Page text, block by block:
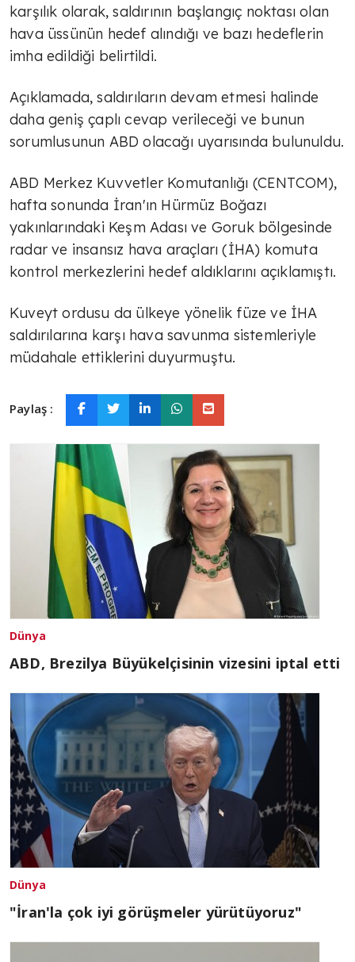
karşılık olarak, saldırının başlangıç noktası olan
hava üssünün hedef alındığı ve bazı hedeflerin
imha edildiği belirtildi.
Açıklamada, saldırıların devam etmesi halinde
daha geniş çaplı cevap verileceği ve bunun
sorumlusunun ABD olacağı uyarısında bulunuldu.
ABD Merkez Kuvvetler Komutanlığı (CENTCOM),
hafta sonunda İran'ın Hürmüz Boğazı
yakınlarındaki Keşm Adası ve Goruk bölgesinde
radar ve insansız hava araçları (İHA) komuta
kontrol merkezlerini hedef aldıklarını açıklamıştı.
Kuveyt ordusu da ülkeye yönelik füze ve İHA
saldırılarına karşı hava savunma sistemleriyle
müdahale ettiklerini duyurmuştu.
Paylaş :
Dünya
ABD, Brezilya Büyükelçisinin vizesini iptal etti
Dünya
"İran'la çok iyi görüşmeler yürütüyoruz"